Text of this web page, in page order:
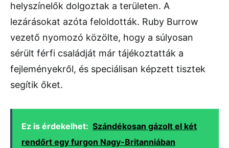
helyszínelők dolgoztak a területen. A
lezárásokat azóta feloldották. Ruby Burrow
vezető nyomozó közölte, hogy a súlyosan
sérült férfi családját már tájékoztatták a
fejleményekről, és speciálisan képzett tisztek
segítik őket.
Ez is érdekelhet: Szándékosan gázolt el két
rendőrt egy furgon Nagy-Britanniában